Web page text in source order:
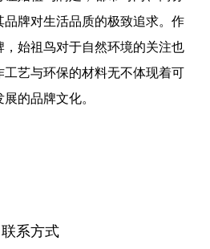
牌对生活品质的极致追求。作
，始祖鸟对于自然环境的关注也
艺与环保的材料无不体现着可
展的品牌文化。
联系方式